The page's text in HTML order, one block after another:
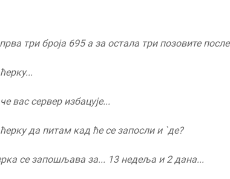
три броја 695 а за остала три позовите после
вас сервер избацује...
да питам кад ће се запосли и `де?
се запошљава за... 13 недеља и 2 дана...